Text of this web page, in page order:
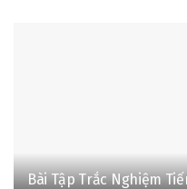
Bài Tập Trắc Nghiệm